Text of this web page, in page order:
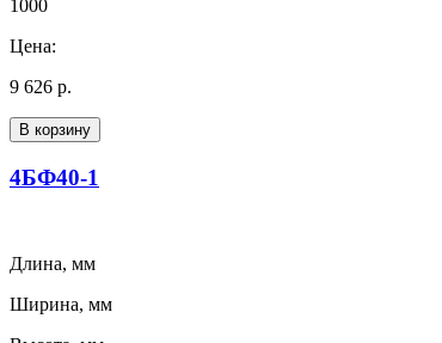
1000
Цена:
9 626 р.
В корзину
4БФ40-1
Длина, мм
Ширина, мм